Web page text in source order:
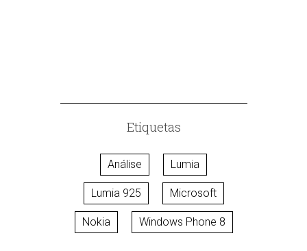
Etiquetas
Análise Lumia
Lumia 925 Microsoft
Nokia Windows Phone 8